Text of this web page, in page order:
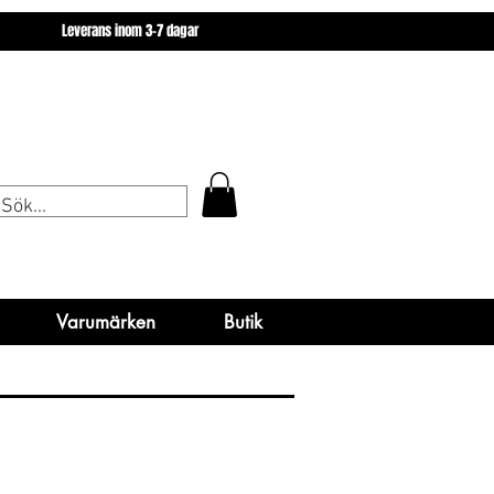
Varumärken
Leverans inom 3-7 dagar
Varumärken
Varumärken Butik